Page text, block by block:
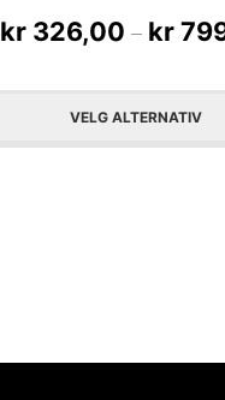
kr 326,00 – kr
VELG ALTERNATIV